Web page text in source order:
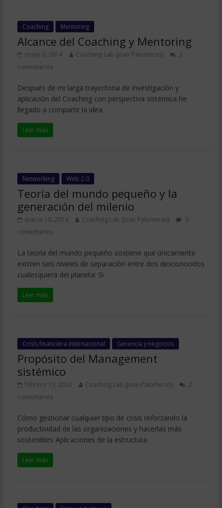
Coaching Mentoring
Alcance del Coaching y Mentoring
mayo 6, 2014 Coaching Lab (Joan Palomeras)
2
comentarios
Después de mi larga trayectoria de investigación y
aplicación del Coaching con perspectiva sistémica he
llegado a compartir la idea
Leer más
Networking Web 2.0
Teoría del mundo pequeño y la
generación del milenio
marzo 10, 2014 Coaching Lab (Joan Palomeras)
0
comentarios
La teoría del mundo pequeño sostiene que únicamente
existen seis niveles de separación entre dos desconocidos
cualesquiera del planeta: Si
Leer más
Crisis financiera internacional Gerencia y negocios
Propósito del Management
sistémico
febrero 13, 2012 Coaching Lab (Joan Palomeras)
2
comentarios
Cómo gestionar cualquier tipo de crisis reforzando la
productividad de las organizaciones y hacerlas más
sostenibles Aplicaciones de la estructura
Leer más